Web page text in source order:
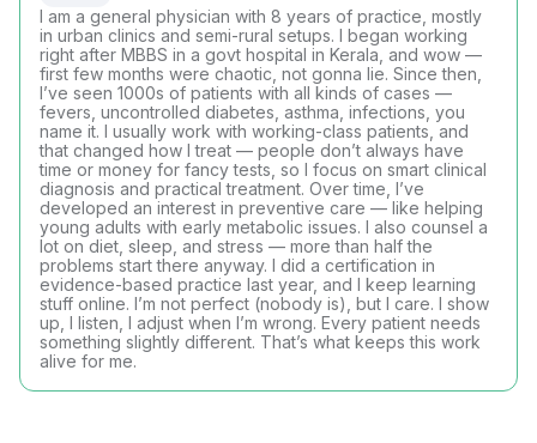
I am a general physician with 8 years of practice, mostly
in urban clinics and semi-rural setups. I began working
right after MBBS in a govt hospital in Kerala, and wow —
first few months were chaotic, not gonna lie. Since then,
I’ve seen 1000s of patients with all kinds of cases —
fevers, uncontrolled diabetes, asthma, infections, you
name it. I usually work with working-class patients, and
that changed how I treat — people don’t always have
time or money for fancy tests, so I focus on smart clinical
diagnosis and practical treatment. Over time, I’ve
developed an interest in preventive care — like helping
young adults with early metabolic issues. I also counsel a
lot on diet, sleep, and stress — more than half the
problems start there anyway. I did a certification in
evidence-based practice last year, and I keep learning
stuff online. I’m not perfect (nobody is), but I care. I show
up, I listen, I adjust when I’m wrong. Every patient needs
something slightly different. That’s what keeps this work
alive for me.